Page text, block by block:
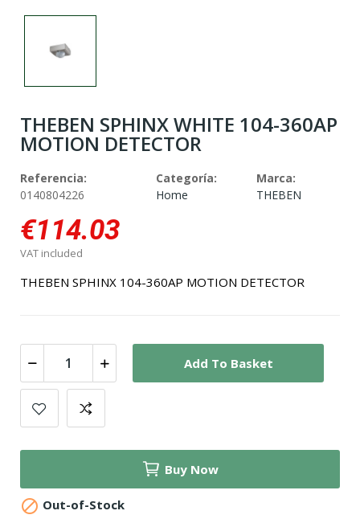
THEBEN SPHINX WHITE 104-360AP
MOTION DETECTOR
Referencia:
0140804226
Categoría:
Home
Marca:
THEBEN
€114.03
VAT included
THEBEN SPHINX 104-360AP MOTION DETECTOR
Add To Basket
Buy Now
 Out-of-Stock